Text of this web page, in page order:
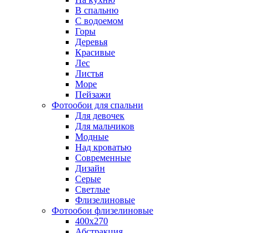
В спальню
С водоемом
Горы
Деревья
Красивые
Лес
Листья
Море
Пейзажи
Фотообои для спальни
Для девочек
Для мальчиков
Модные
Над кроватью
Современные
Дизайн
Серые
Светлые
Флизелиновые
Фотообои флизелиновые
400х270